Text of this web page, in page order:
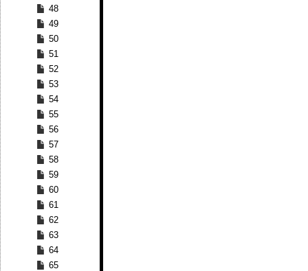
48
49
50
51
52
53
54
55
56
57
58
59
60
61
62
63
64
65